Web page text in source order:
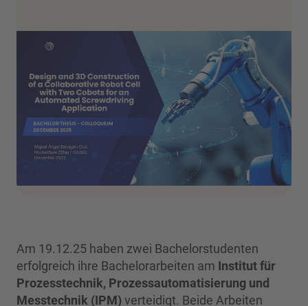
Am 19.12.25 haben zwei Bachelorstudenten
erfolgreich ihre Bachelorarbeiten am Institut für
Prozesstechnik, Prozessautomatisierung und
Messtechnik (IPM) verteidigt. Beide Arbeiten